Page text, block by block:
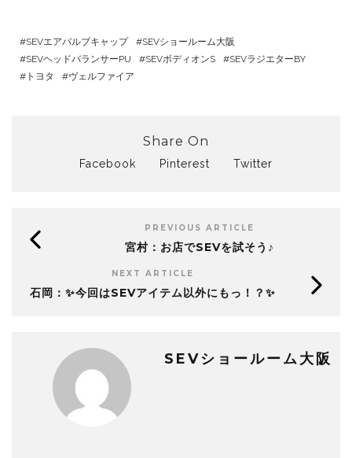
SEVエアバルブキャップ
SEVショールーム大阪
SEVヘッドバランサーPU
SEVボディオンS
SEVラジエターBY
トヨタ
ヴェルファイア
Share On
Facebook Pinterest Twitter
PREVIOUS ARTICLE
宮村：お店でSEVを試そう♪
NEXT ARTICLE
石岡：✨今回はSEVアイテム以外にもっ！？✨
SEVショールーム大阪